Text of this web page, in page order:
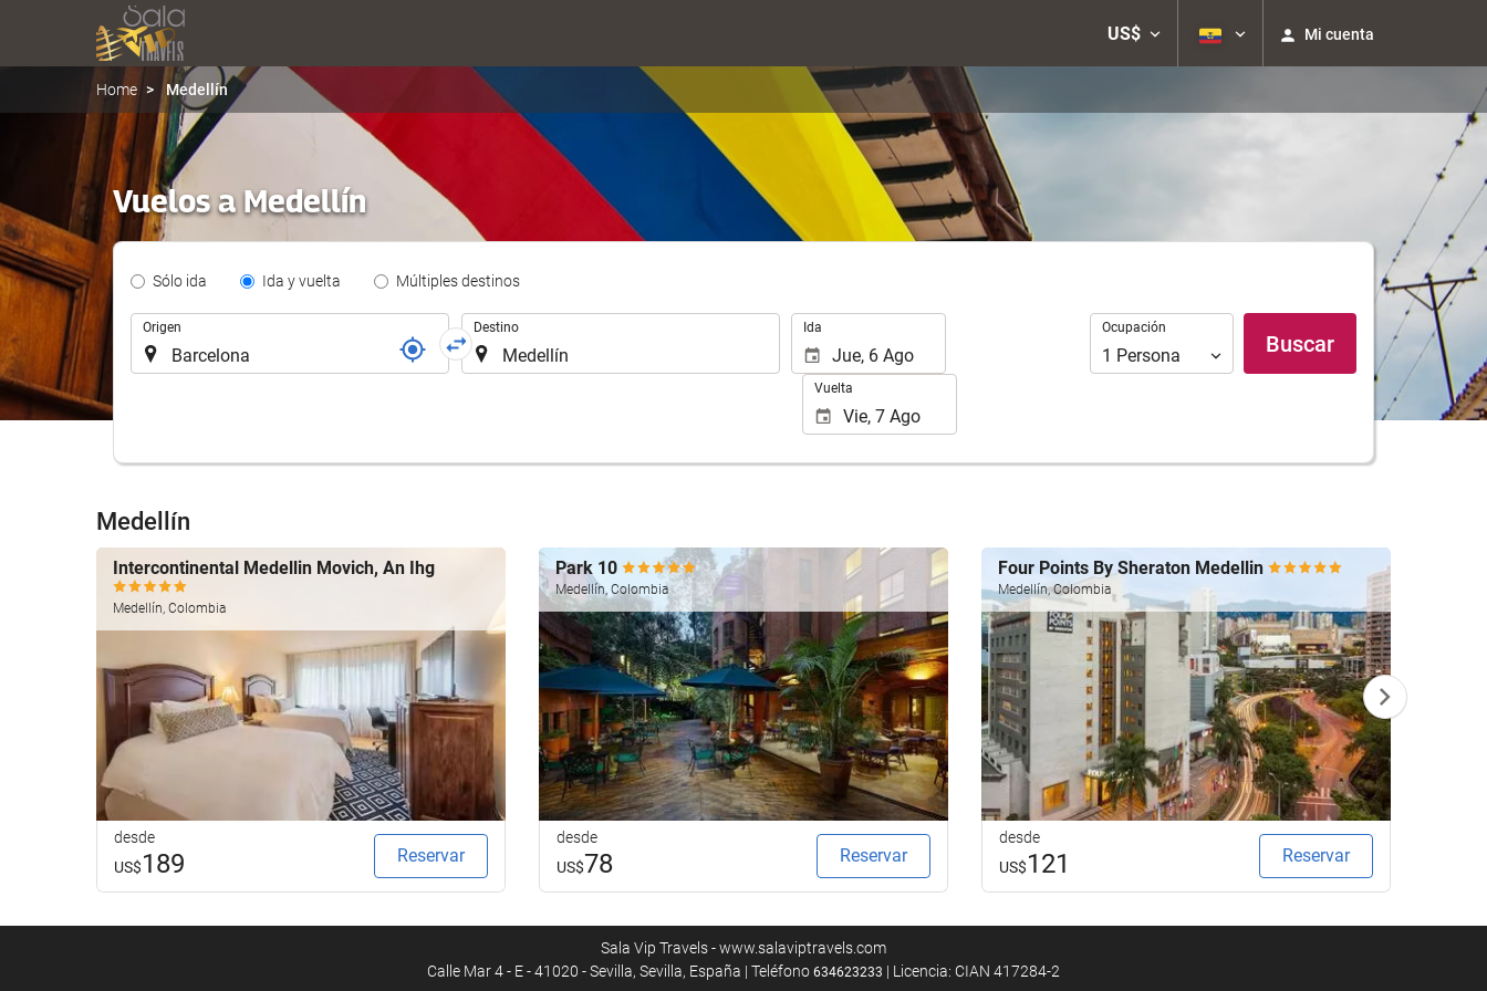
US$ Mi cuenta
Home Medellín
Vuelos a Medellín
Tipo
Trayecto
Sólo ida Ida y vuelta Múltiples destinos
Trayecto
Origen Destino Ida
Vuelta
Ocupación
Ocupación
1 Persona Buscar
Medellín
Intercontinental Medellin Movich, An Ihg
Medellín, Colombia
desde
US$189 Reservar
Park 10
Medellín, Colombia
desde
US$78 Reservar
Four Points By Sheraton Medellin
Medellín, Colombia
desde
US$121 Reservar
Sala Vip Travels - www.salaviptravels.com
Calle Mar 4 - E - 41020 - Sevilla, Sevilla, España | Teléfono 634623233 | Licencia: CIAN 417284-2